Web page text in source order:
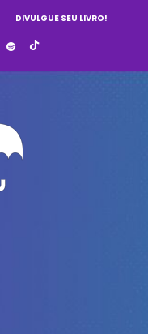
DIVULGUE SEU LIVRO!